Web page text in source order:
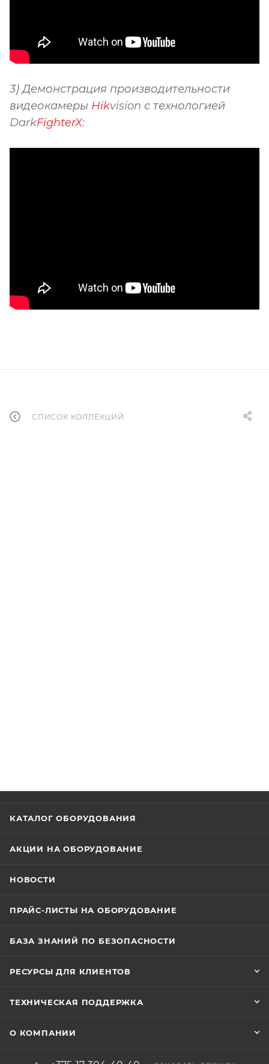
3) Демонстрация производительности
видеокамеры Hikvision с технологией
DarkFighterX:
СПИСОК КОЛЛЕКЦИЙ
КАТАЛОГ ОБОРУДОВАНИЯ
АКЦИИ НА ОБОРУДОВАНИЕ
НОВОСТИ
ПРАЙС-ЛИСТЫ НА ОБОРУДОВАНИЕ
БАЗА ЗНАНИЙ ПО БЕЗОПАСНОСТИ
РЕСУРСЫ ДЛЯ КЛИЕНТОВ
ТЕХНИЧЕСКАЯ ПОДДЕРЖКА
О КОМПАНИИ